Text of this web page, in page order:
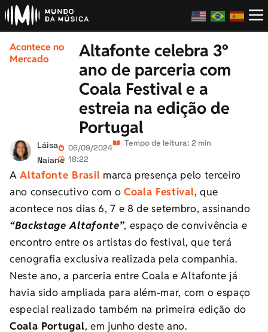
Acontece no
Mercado
Altafonte celebra 3º
ano de parceria com
Coala Festival e a
estreia na edição de
Portugal
Láisa
Naiane
06/09/2024
18:22
Tempo de leitura: 2 min
AAltafonte Brasil marca presença pelo terceiro
ano consecutivo com o Coala Festival, que
acontece nos dias 6, 7 e 8 de setembro, assinando
“Backstage Altafonte”, espaço de convivência e
encontro entre os artistas do festival, que terá
cenografia exclusiva realizada pela companhia.
Neste ano, a parceria entre Coala e Altafonte já
havia sido ampliada para além-mar, com o espaço
especial realizado também na primeira edição do
Coala Portugal, em junho deste ano.